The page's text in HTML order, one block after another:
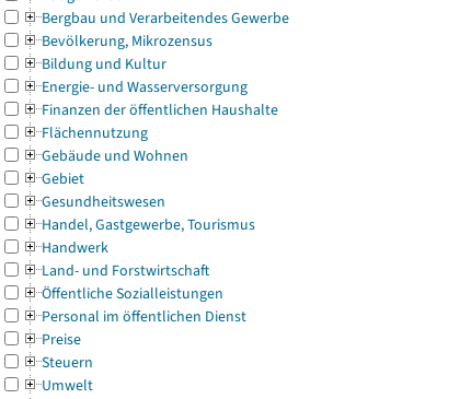
Bergbau und Verarbeitendes Gewerbe
Bevölkerung, Mikrozensus
Bildung und Kultur
Energie- und Wasserversorgung
Finanzen der öffentlichen Haushalte
Flächennutzung
Gebäude und Wohnen
Gebiet
Gesundheitswesen
Handel, Gastgewerbe, Tourismus
Handwerk
Land- und Forstwirtschaft
Öffentliche Sozialleistungen
Personal im öffentlichen Dienst
Preise
Steuern
Umwelt